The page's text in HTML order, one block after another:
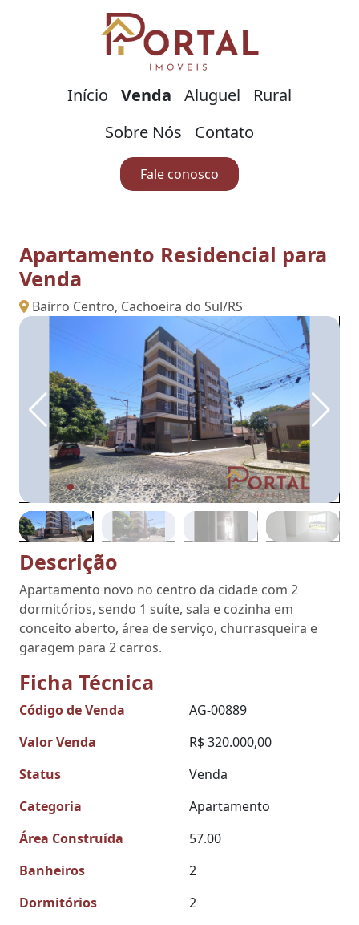
Início Venda Aluguel
Rural
Sobre Nós
Contato
Fale conosco
Apartamento Residencial para
Venda
Bairro Centro, Cachoeira do Sul/RS
Descrição
Apartamento novo no centro da cidade com 2
dormitórios, sendo 1 suíte, sala e cozinha em
conceito aberto, área de serviço, churrasqueira e
garagem para 2 carros.
Ficha Técnica
Código de Venda
AG-00889
Valor Venda
R$ 320.000,00
Status
Venda
Categoria
Apartamento
Área Construída
57.00
Banheiros
2
Dormitórios
2